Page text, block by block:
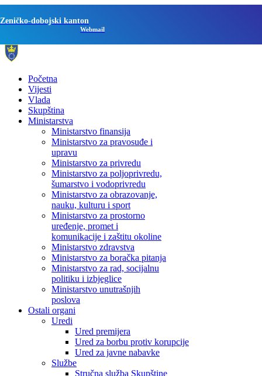
Zeničko-dobojski kanton
Webmail
Početna
Vijesti
Vlada
Skupština
Ministarstva
Ministarstvo finansija
Ministarstvo za pravosuđe i
upravu
Ministarstvo za privredu
Ministarstvo za poljoprivredu,
šumarstvo i vodoprivredu
Ministarstvo za obrazovanje,
nauku, kulturu i sport
Ministarstvo za prostorno
uređenje, promet i
komunikacije i zaštitu okoline
Ministarstvo zdravstva
Ministarstvo za boračka pitanja
Ministarstvo za rad, socijalnu
politiku i izbjeglice
Ministarstvo unutrašnjih
poslova
Ostali organi
Uredi
Ured premijera
Ured za borbu protiv korupcije
Ured za javne nabavke
Službe
Stručna služba Skupštine